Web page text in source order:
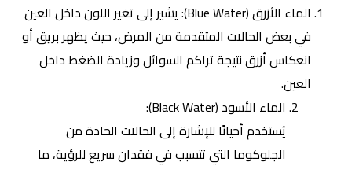
الماء الأزرق (Blue Water): يشير إلى تغير اللون داخل العين
في بعض الحالات المتقدمة من المرض، حيث يظهر بريق أو
انعكاس أزرق نتيجة تراكم السوائل وزيادة الضغط داخل
العين.
الماء الأسود (Black Water):
يُستخدم أحيانًا للإشارة إلى الحالات الحادة من
الجلوكوما التي تتسبب في فقدان سريع للرؤية، ما